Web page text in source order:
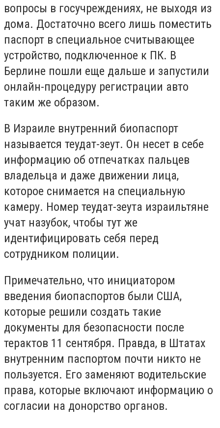
вопросы в госучреждениях, не выходя из
дома. Достаточно всего лишь поместить
паспорт в специальное считывающее
устройство, подключенное к ПК. В
Берлине пошли еще дальше и запустили
онлайн-процедуру регистрации авто
таким же образом.
В Израиле внутренний биопаспорт
называется теудат-зеут. Он несет в себе
информацию об отпечатках пальцев
владельца и даже движении лица,
которое снимается на специальную
камеру. Номер теудат-зеута израильтяне
учат назубок, чтобы тут же
идентифицировать себя перед
сотрудником полиции.
Примечательно, что инициатором
введения биопаспортов были США,
которые решили создать такие
документы для безопасности после
терактов 11 сентября. Правда, в Штатах
внутренним паспортом почти никто не
пользуется. Его заменяют водительские
права, которые включают информацию о
согласии на донорство органов.